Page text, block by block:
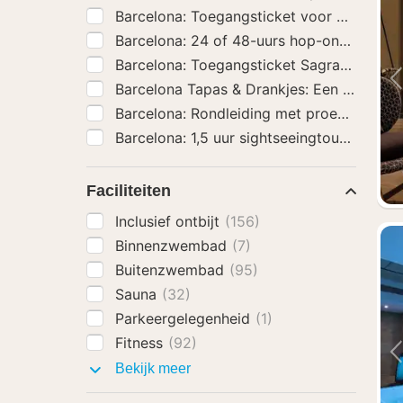
Barcelona: Toegangsticket voor Park Güell
Barcelona: 24 of 48-uurs hop-on-hop-
Barcelona: Toegangsticket Sagrada
Barcelona Tapas & Drankjes: Een
Barcelona: Rondleiding met proeverij
Barcelona: 1,5 uur sightseeingtour per
Faciliteiten
Inclusief ontbijt (156)
Binnenzwembad (7)
Buitenzwembad (95)
Sauna (32)
Parkeergelegenheid (1)
Fitness (92)
Bekijk meerFaciliteiten